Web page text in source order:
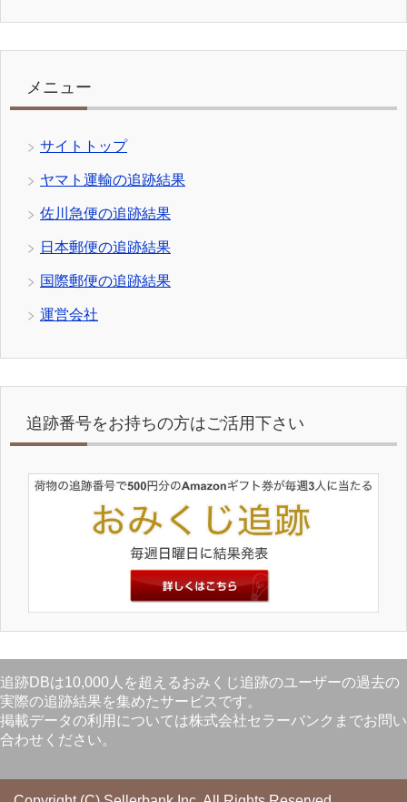
メニュー
サイトトップ
ヤマト運輸の追跡結果
佐川急便の追跡結果
日本郵便の追跡結果
国際郵便の追跡結果
運営会社
追跡番号をお持ちの方はご活用下さい
追跡DBは10,000人を超えるおみくじ追跡のユーザーの過去の
実際の追跡結果を集めたサービスです。
掲載データの利用については株式会社セラーバンクまでお問い
合わせください。